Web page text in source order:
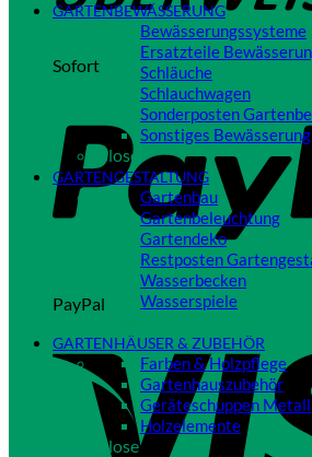
Sofort
PayPal
GARTENBEWÄSSERUNG
Bewässerungssysteme
Ersatzteile
Schläuche
Schlauchwagen
Sonderposten
Sonstiges Bewässerung
Close
GARTENGESTALTUNG
Gartenbau
Gartenbeleuchtung
Gartendeko
Restposten
Wasserbecken
Wasserspiele
GARTENHÄUSER & ZUBEHÖR
Farben & Holzpflege
Gartenhauszubehör
Geräteschuppen Metall
Holzelemente
Close